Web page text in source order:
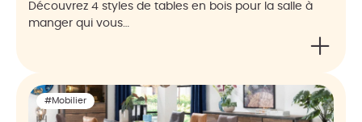
Découvrez 4 styles de tables en bois pour la salle à
manger qui vous…
#Mobilier